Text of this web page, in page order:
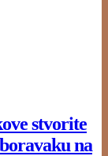
stvorite
na